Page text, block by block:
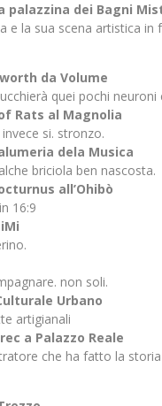
palazzina dei Bagni
e la sua scena artistica in
da Volume
quei pochi
Rats al Magnolia
si. stronzo.
dela Musica
briciola ben nascosta.
all’Ohibò
16:9
non soli.
Urbano
artigianali
a Palazzo Reale
che ha fatto la storia